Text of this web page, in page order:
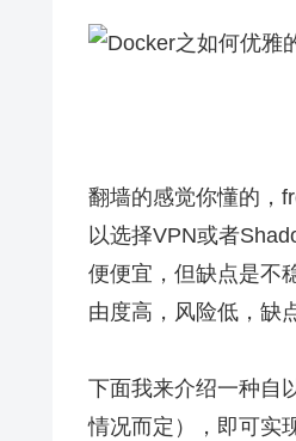
翻墙的感觉你懂的，
以选择VPN或者
便便宜，但缺点是不
由度高，风险低，缺
下面我来介绍一种自
情况而定），即可实